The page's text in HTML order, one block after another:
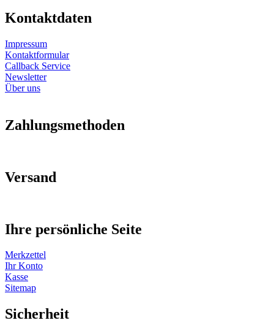
Kontaktdaten
Impressum
Kontaktformular
Callback Service
Newsletter
Über uns
Zahlungsmethoden
Versand
Ihre persönliche Seite
Merkzettel
Ihr Konto
Kasse
Sitemap
Sicherheit